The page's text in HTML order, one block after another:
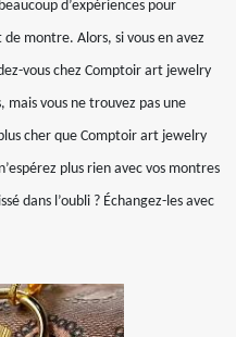
d’expériences pour
montre. Alors, si vous en avez
vous chez Comptoir art jewelry
mais vous ne trouvez pas une
cher que Comptoir art jewelry
plus rien avec vos montres
dans l’oubli ? Échangez-les avec